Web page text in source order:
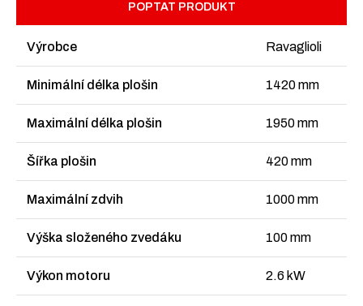
POPTAT PRODUKT
Výrobce Ravaglioli
Minimální délka plošin 1420 mm
Maximální délka plošin 1950 mm
Šířka plošin 420 mm
Maximální zdvih 1000 mm
Výška složeného zvedáku 100 mm
Výkon motoru 2.6 kW